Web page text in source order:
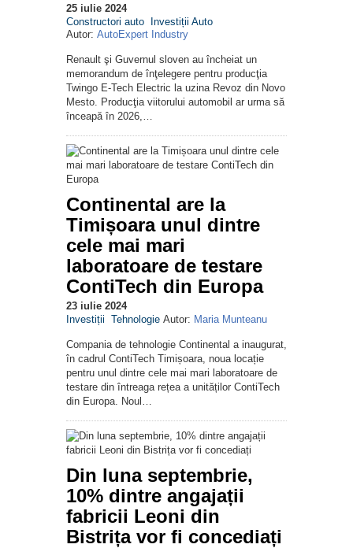
25 iulie 2024
Constructori auto Investiții Auto
Autor: AutoExpert Industry
Renault şi Guvernul sloven au încheiat un
memorandum de înţelegere pentru producţia
Twingo E-Tech Electric la uzina Revoz din Novo
Mesto. Producţia viitorului automobil ar urma să
înceapă în 2026,…
Continental are la
Timișoara unul dintre
cele mai mari
laboratoare de testare
ContiTech din Europa
23 iulie 2024
Investiții Tehnologie Autor: Maria Munteanu
Compania de tehnologie Continental a inaugurat,
în cadrul ContiTech Timișoara, noua locație
pentru unul dintre cele mai mari laboratoare de
testare din întreaga rețea a unităților ContiTech
din Europa. Noul…
Din luna septembrie,
10% dintre angajații
fabricii Leoni din
Bistrița vor fi concediați